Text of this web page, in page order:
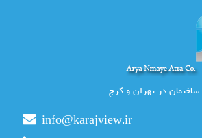
در تهران و کرج
info@karajview.ir